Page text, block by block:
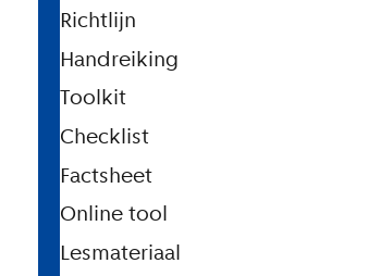
Richtlijn
Handreiking
Toolkit
Checklist
Factsheet
Online tool
Lesmateriaal